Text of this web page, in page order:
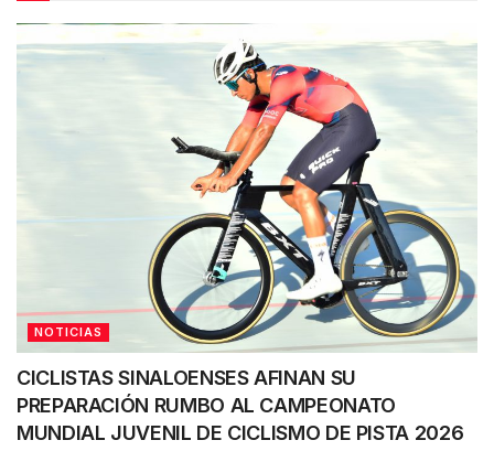
NOTICIAS
CICLISTAS SINALOENSES AFINAN SU
PREPARACIÓN RUMBO AL CAMPEONATO
MUNDIAL JUVENIL DE CICLISMO DE PISTA 2026